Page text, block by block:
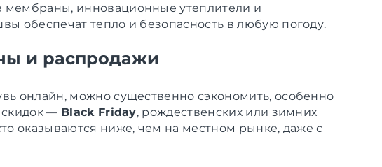
инновационные утеплители и
обеспечат тепло и безопасность в любую погоду.
и распродажи
онлайн, можно существенно сэкономить, особенно
— Black Friday, рождественских или зимних
оказываются ниже, чем на местном рынке, даже с